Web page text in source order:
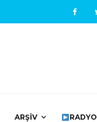
ARŞIV RADYO